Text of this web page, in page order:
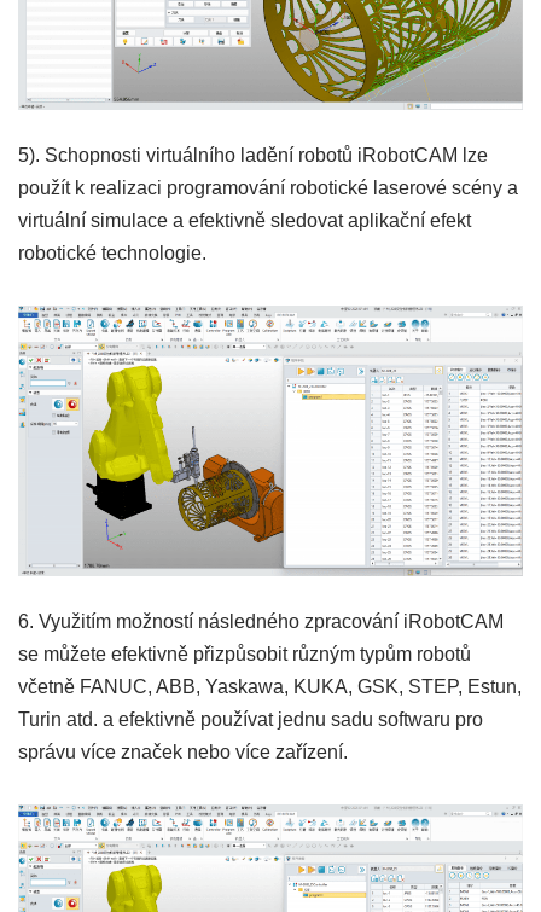
5). Schopnosti virtuálního ladění robotů iRobotCAM lze
použít k realizaci programování robotické laserové scény a
virtuální simulace a efektivně sledovat aplikační efekt
robotické technologie.
6. Využitím možností následného zpracování iRobotCAM
se můžete efektivně přizpůsobit různým typům robotů
včetně FANUC, ABB, Yaskawa, KUKA, GSK, STEP, Estun,
Turin atd. a efektivně používat jednu sadu softwaru pro
správu více značek nebo více zařízení.